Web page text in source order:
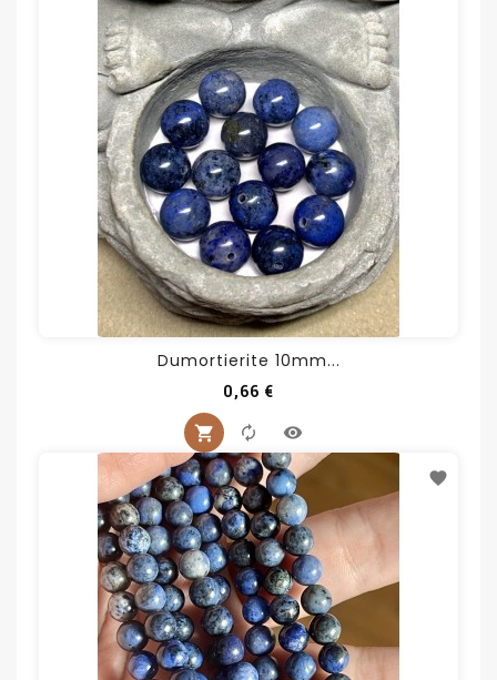
Dumortierite 10mm...
0,66 €